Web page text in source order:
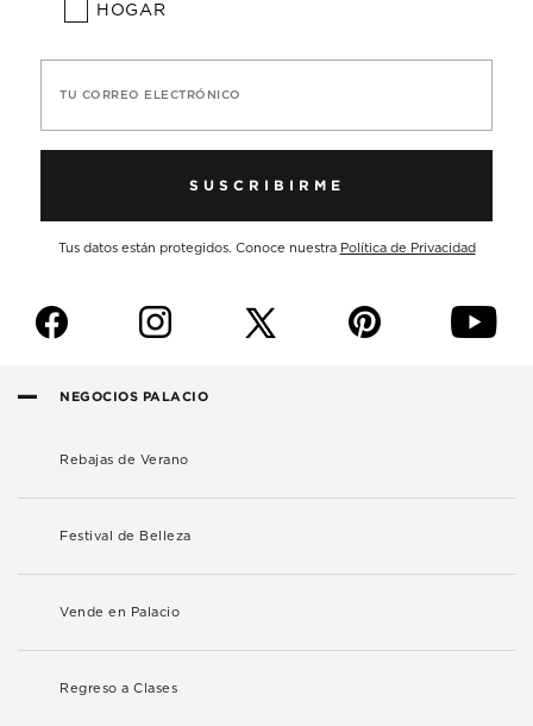
HOGAR
TU CORREO ELECTRÓNICO
SUSCRIBIRME
Tus datos están protegidos. Conoce nuestra Política de Privacidad
f i p y
NEGOCIOS PALACIO
Rebajas de Verano
Festival de Belleza
Vende en Palacio
Regreso a Clases